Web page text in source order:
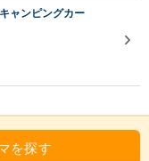
ャンピングカー
を探す